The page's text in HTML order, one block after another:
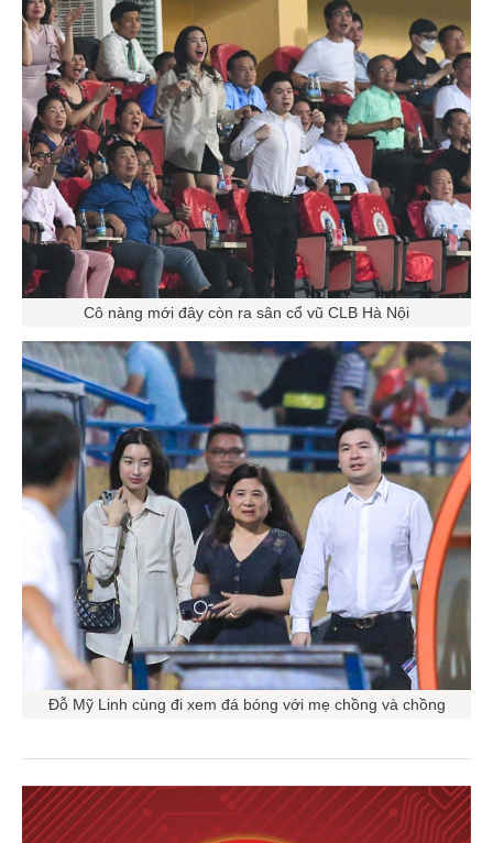
Cô nàng mới đây còn ra sân cổ vũ CLB Hà Nội
Đỗ Mỹ Linh cùng đi xem đá bóng với mẹ chồng và chồng